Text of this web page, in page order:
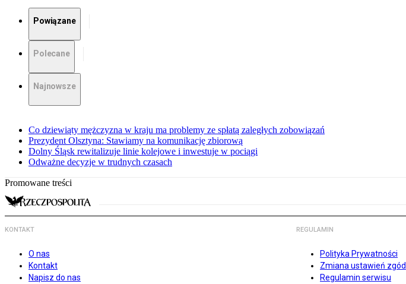
Powiązane
Polecane
Najnowsze
Co dziewiąty mężczyzna w kraju ma problemy ze spłatą zaległych zobowiązań
Prezydent Olsztyna: Stawiamy na komunikację zbiorową
Dolny Śląsk rewitalizuje linie kolejowe i inwestuje w pociągi
Odważne decyzje w trudnych czasach
Promowane treści
KONTAKT
O nas
Kontakt
Napisz do nas
REGULAMIN
Polityka Prywatności
Zmiana ustawień zgód
Regulamin serwisu